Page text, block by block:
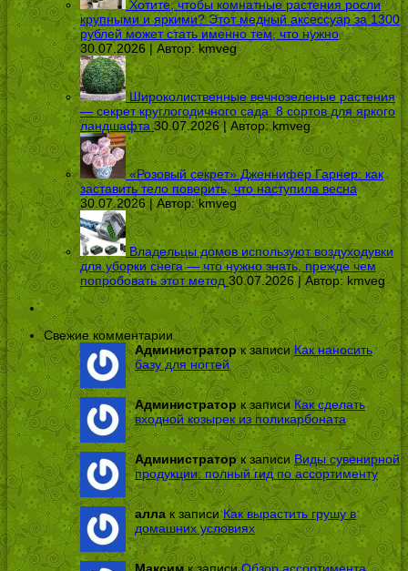
Хотите, чтобы комнатные растения росли
крупными и яркими? Этот медный аксессуар за 1300
рублей может стать именно тем, что нужно
30.07.2026 | Автор: kmveg
Широколиственные вечнозеленые растения
— секрет круглогодичного сада: 8 сортов для яркого
ландшафта 30.07.2026 | Автор:kmveg
«Розовый секрет» Дженнифер Гарнер: как
заставить тело поверить, что наступила весна
30.07.2026 | Автор:kmveg
Владельцы домов используют воздуходувки
для уборки снега — что нужно знать, прежде чем
попробовать этот метод 30.07.2026 | Автор: kmveg
Свежие комментарии
Администраторк записиКак наносить
базу для ногтей
Администраторк записиКак сделать
входной козырек из поликарбоната
Администраторк записи Виды сувенирной
продукции: полный гид по ассортименту
алла к записиКак вырастить грушу в
домашних условиях